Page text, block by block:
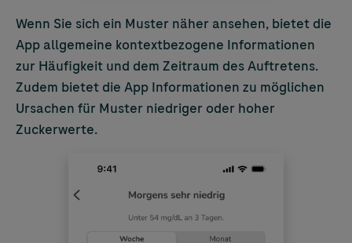
Wenn Sie sich ein Muster näher ansehen, bietet die
App allgemeine kontextbezogene Informationen
zur Häufigkeit und dem Zeitraum des Auftretens.
Zudem bietet die App Informationen zu möglichen
Ursachen für Muster niedriger oder hoher
Zuckerwerte.